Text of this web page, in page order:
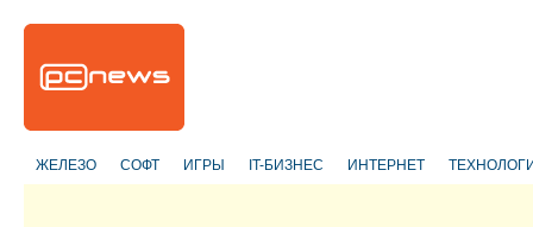
ЖЕЛЕЗО СОФТ ИГРЫ IT-БИЗНЕС ИНТЕРНЕТ